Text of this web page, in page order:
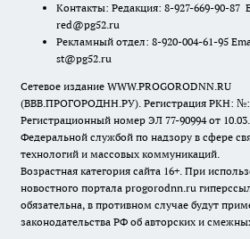
Контакты: Редакция: 8-927-669-90-87
red@pg52.ru
Рекламный отдел: 8-920-004-61-95
st@pg52.ru
Сетевое издание WWW.PROGORODNN.RU
(ВВВ.ПРОГОРОДНН.РУ). Регистрация РКН: №:
Регистрационный номер ЭЛ 77-90994 от
Федеральной службой по надзору в сфере
технологий и массовых коммуникаций.
Возрастная категория сайта 16+. При
новостного портала progorodnn.ru
обязательна, в противном случае будут
законодательства РФ об авторских и